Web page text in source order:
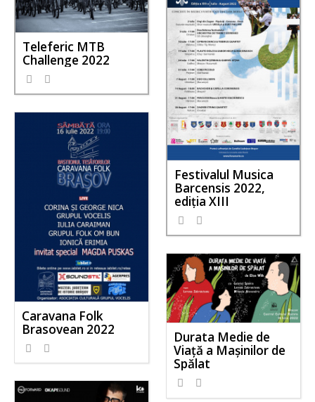
Teleferic MTB
Challenge 2022
Festivalul Musica
Barcensis 2022,
ediţia XIII
Caravana Folk
Brasovean 2022
Durata Medie de
Viață a Mașinilor de
Spălat